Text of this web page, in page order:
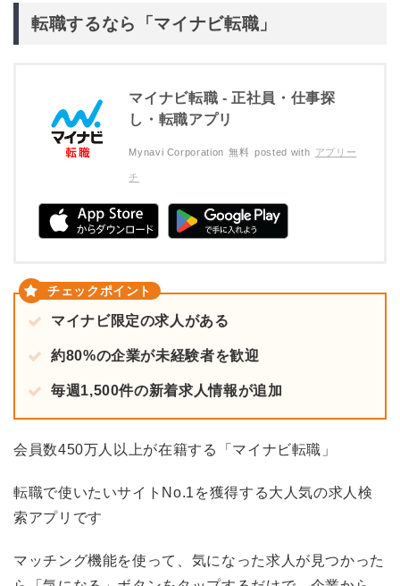
転職するなら「マイナビ転職」
マイナビ転職 - 正社員・仕事探
し・転職アプリ
Mynavi Corporation 無料 posted with アプリー
チ
マイナビ限定の求人がある
約80%の企業が未経験者を歓迎
毎週1,500件の新着求人情報が追加
会員数450万人以上が在籍する「マイナビ転職」
転職で使いたいサイトNo.1を獲得する大人気の求人検
索アプリです
マッチング機能を使って、気になった求人が見つかった